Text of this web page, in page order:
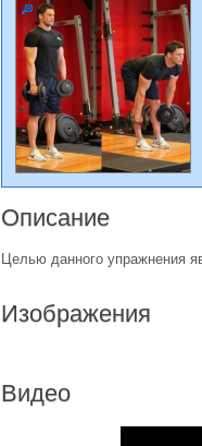
Описание
Целью данного упражнения
Изображения
Видео